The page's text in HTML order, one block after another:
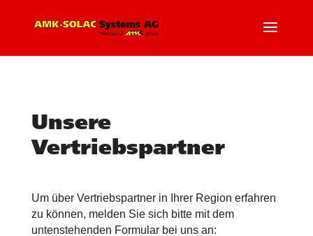
Unsere
Vertriebspartner
Um über Vertriebspartner in Ihrer Region erfahren
zu können, melden Sie sich bitte mit dem
untenstehenden Formular bei uns an: